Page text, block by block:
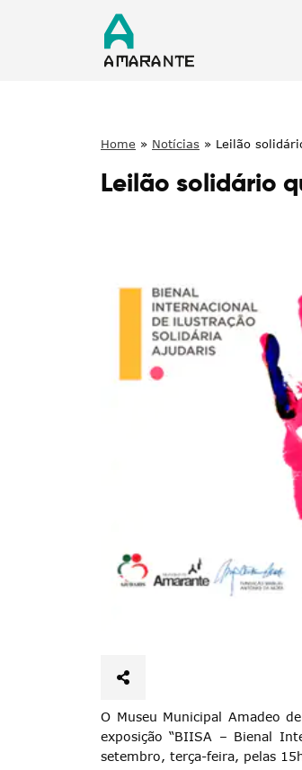
Home » Notícias » Leilão
Leilão solidário
O Museu Municipal Amadeo
exposição “BIISA – Bienal
setembro, terça-feira, pelas